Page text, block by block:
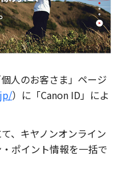
人のお客さま」ページ
）に「Canon ID」によ
、キヤノンオンライン
ポイント情報を一括で